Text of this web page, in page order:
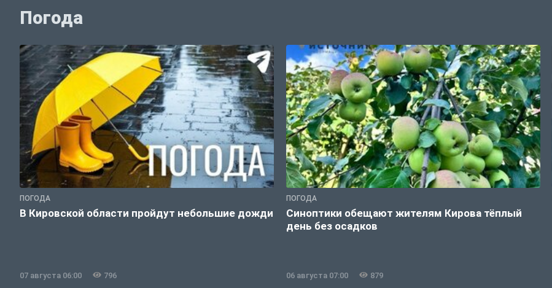
Погода
ПОГОДА
В Кировской области пройдут небольшие дожди
07 августа 06:00 796
ПОГОДА
Синоптики обещают жителям Кирова тёплый
день без осадков
06 августа 07:00 879